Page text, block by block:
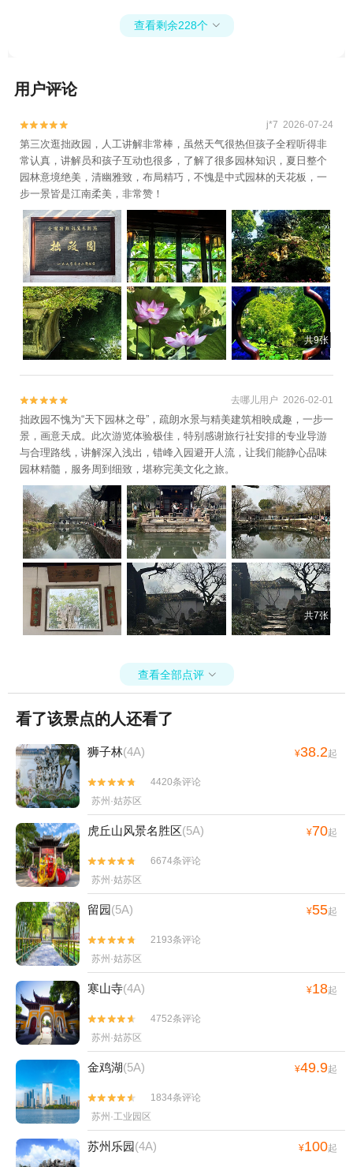
查看剩余228个 
用户评论

 j*7 2026-07-24
第三次逛拙政园，人工讲解非常棒，虽然天气很热但孩子全程听得非
常认真，讲解员和孩子互动也很多，了解了很多园林知识，夏日整个
园林意境绝美，清幽雅致，布局精巧，不愧是中式园林的天花板，一
步一景皆是江南柔美，非常赞！
共9张

 去哪儿用户 2026-02-01
拙政园不愧为“天下园林之母”，疏朗水景与精美建筑相映成趣，一步一
景，画意天成。此次游览体验极佳，特别感谢旅行社安排的专业导游
与合理路线，讲解深入浅出，错峰入园避开人流，让我们能静心品味
园林精髓，服务周到细致，堪称完美文化之旅。
共7张
查看全部点评 
看了该景点的人还看了
狮子林(4A) ¥38.2起


4420条评论
苏州·姑苏区
虎丘山风景名胜区(5A) ¥70起


6674条评论
苏州·姑苏区
留园(5A) ¥55起


2193条评论
苏州·姑苏区
寒山寺(4A) ¥18起


4752条评论
苏州·姑苏区
金鸡湖(5A) ¥49.9起


1834条评论
苏州·工业园区
苏州乐园(4A) ¥100起